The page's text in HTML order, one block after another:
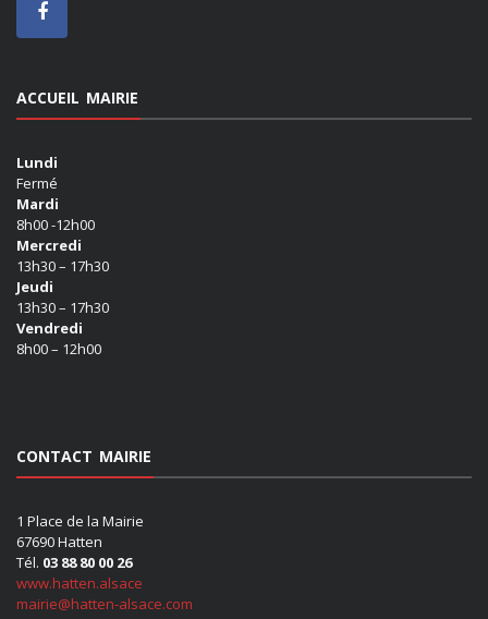
ACCUEIL MAIRIE
Lundi
Fermé
Mardi
8h00 -12h00
Mercredi
13h30 – 17h30
Jeudi
13h30 – 17h30
Vendredi
8h00 – 12h00
CONTACT MAIRIE
1 Place de la Mairie
67690 Hatten
Tél. 03 88 80 00 26
www.hatten.alsace
mairie@hatten-alsace.com